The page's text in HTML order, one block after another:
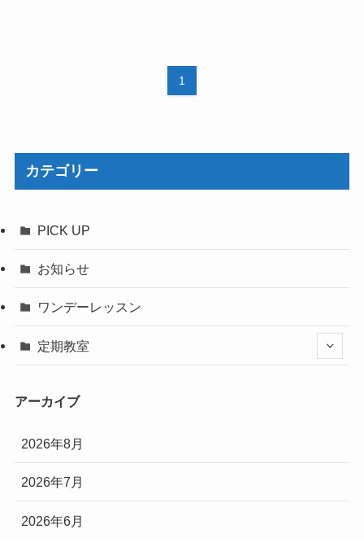
1
カテゴリー
PICK UP
お知らせ
ワンデーレッスン
定期教室
アーカイブ
2026年8月
2026年7月
2026年6月